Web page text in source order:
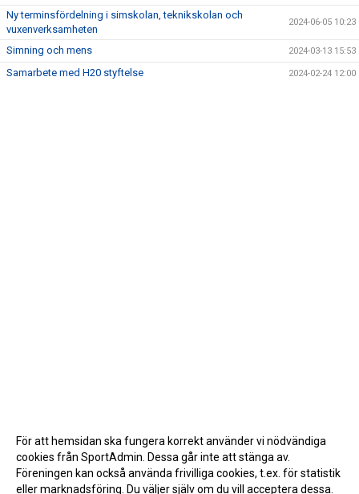
Ny terminsfördelning i simskolan, teknikskolan och
vuxenverksamheten
2024-06-05 10:23
Simning och mens 2024-03-13 15:53
Samarbete med H20 styftelse 2024-02-24 12:00
För att hemsidan ska fungera korrekt använder vi nödvändiga
cookies från SportAdmin. Dessa går inte att stänga av.
Föreningen kan också använda frivilliga cookies, t.ex. för statistik
eller marknadsföring. Du väljer själv om du vill acceptera dessa.